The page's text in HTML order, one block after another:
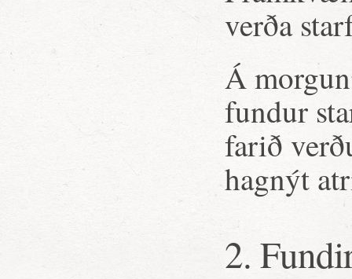
verða
Á
fundur
farið
hagnýt
2.